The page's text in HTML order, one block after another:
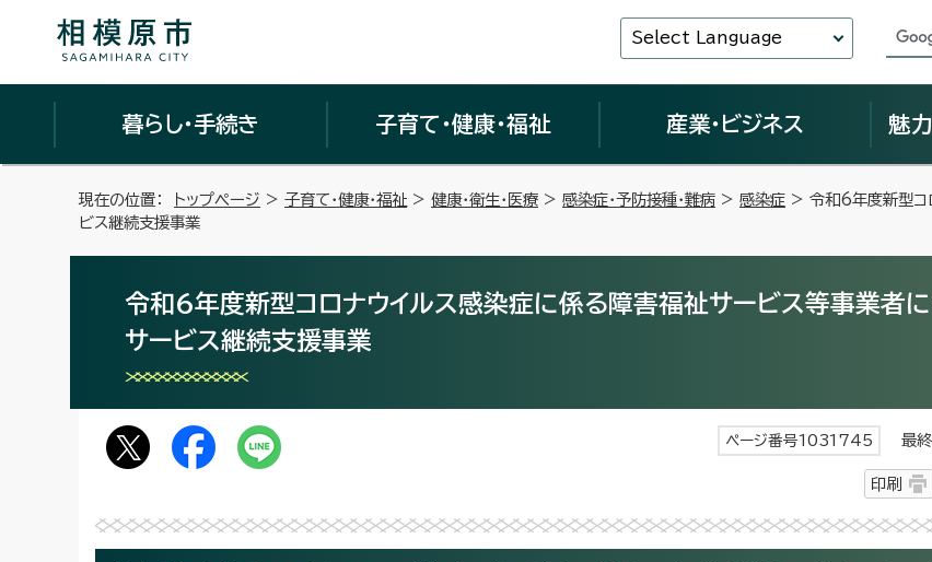
Select Language
暮らし・手続き 子育て・健康・福祉 産業・ビジネス 魅
現在の位置： トップページ > 子育て・健康・福祉 > 健康・衛生・医療 > 感染症・予防接種・難病 > 感染症 > 令和6年度新型コ
ビス継続支援事業
令和6年度新型コロナウイルス感染症に係る障害福祉サービス等事業者
サービス継続支援事業
ページ番号1031745 最終
印刷